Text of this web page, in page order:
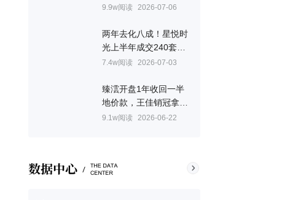
围拿下房山销冠
9.9w阅读 2026-07-06
两年去化八成！星悦时
光上半年成交240套，
韩跃联手叶晨拿下顺义
7.4w阅读 2026-07-03
臻澐开盘1年收回一半
地价款，王佳销冠拿到
手软
9.1w阅读 2026-06-22